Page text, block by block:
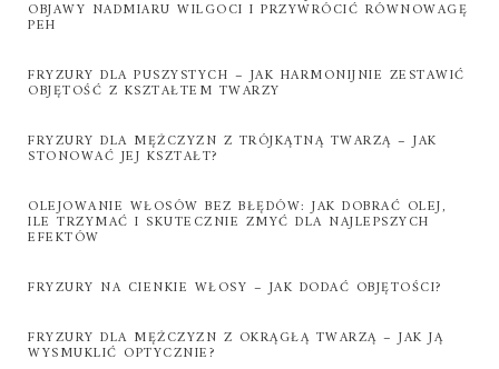
OBJAWY NADMIARU WILGOCI I PRZYWRÓCIĆ RÓWNOWAGĘ
PEH
FRYZURY DLA PUSZYSTYCH – JAK HARMONIJNIE ZESTAWIĆ
OBJĘTOŚĆ Z KSZTAŁTEM TWARZY
FRYZURY DLA MĘŻCZYZN Z TRÓJKĄTNĄ TWARZĄ – JAK
STONOWAĆ JEJ KSZTAŁT?
OLEJOWANIE WŁOSÓW BEZ BŁĘDÓW: JAK DOBRAĆ OLEJ,
ILE TRZYMAĆ I SKUTECZNIE ZMYĆ DLA NAJLEPSZYCH
EFEKTÓW
FRYZURY NA CIENKIE WŁOSY – JAK DODAĆ OBJĘTOŚCI?
FRYZURY DLA MĘŻCZYZN Z OKRĄGŁĄ TWARZĄ – JAK JĄ
WYSMUKLIĆ OPTYCZNIE?